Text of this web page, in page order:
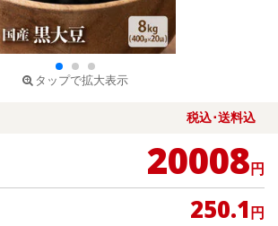
タップで拡大表示
税込･送料込
20008円
250.1円